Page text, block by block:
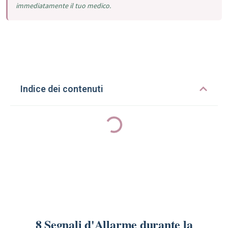
immediatamente il tuo medico.
Indice dei contenuti
8 Segnali d'Allarme durante la